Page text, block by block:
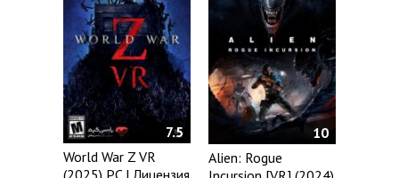
7.5
World War Z VR
(2025) PC | Лицензия
10
Alien: Rogue